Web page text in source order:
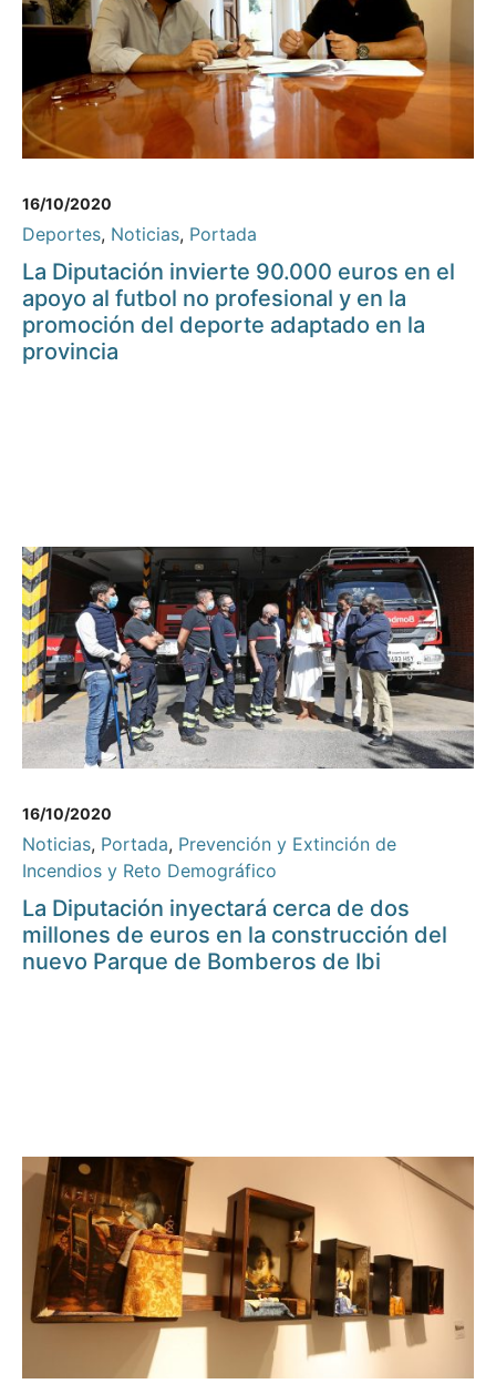
16/10/2020
Deportes, Noticias, Portada
La Diputación invierte 90.000 euros en el
apoyo al futbol no profesional y en la
promoción del deporte adaptado en la
provincia
16/10/2020
Noticias, Portada, Prevención y Extinción de
Incendios y Reto Demográfico
La Diputación inyectará cerca de dos
millones de euros en la construcción del
nuevo Parque de Bomberos de Ibi